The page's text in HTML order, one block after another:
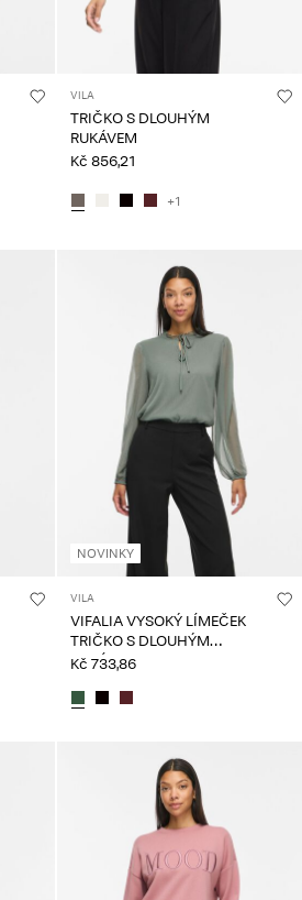
VILA
TRIČKO S DLOUHÝM
RUKÁVEM
Kč 856,21
+1
NOVINKY
VILA
VIFALIA VYSOKÝ LÍMEČEK
TRIČKO S DLOUHÝM
RUKÁVEM
Kč 733,86